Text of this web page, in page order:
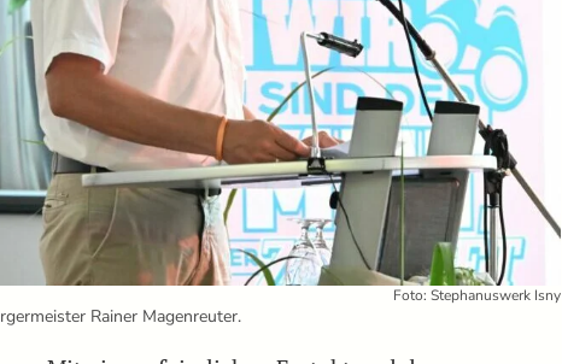
Foto: Stephanuswerk Isny
Rainer Magenreuter.